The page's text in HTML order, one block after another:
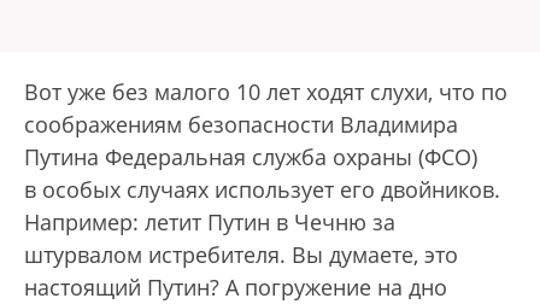
Вот уже без малого 10 лет ходят слухи, что по
соображениям безопасности Владимира
Путина Федеральная служба охраны (ФСО)
в особых случаях использует его двойников.
Например: летит Путин в Чечню за
штурвалом истребителя. Вы думаете, это
настоящий Путин? А погружение на дно